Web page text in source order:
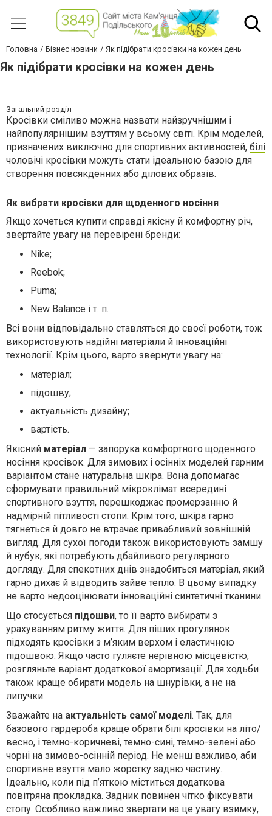
Головна Бізнес новини Як підібрати кросівки на кожен день
Як підібрати кросівки на кожен день
Загальний розділ
Кросівки сміливо можна назвати найзручнішим і
найпопулярнішим взуттям у всьому світі. Крім моделей,
призначених виключно для спортивних активностей, білі
чоловічі кросівки можуть стати ідеальною базою для
створення повсякденних або ділових образів.
Як вибрати кросівки для щоденного носіння
Якщо хочеться купити справді якісну й комфортну річ,
звертайте увагу на перевірені бренди:
Nike;
Reebok;
Puma;
New Balance і т. п.
Всі вони відповідально ставляться до своєї роботи, тож
використовують надійні матеріали й інноваційні
технології. Крім цього, варто звернути увагу на:
матеріал;
підошву;
актуальність дизайну;
вартість.
Якісний матеріал — запорука комфортного щоденного
носіння кросівок. Для зимових і осінніх моделей гарним
варіантом стане натуральна шкіра. Вона допомагає
сформувати правильний мікроклімат всередині
спортивного взуття, перешкоджає промерзанню й
надмірній пітливості стопи. Крім того, шкіра гарно
тягнеться й довго не втрачає привабливий зовнішній
вигляд. Для сухої погоди також використовують замшу
й нубук, які потребують дбайливого регулярного
догляду. Для спекотних днів знадобиться матеріал, який
гарно дихає й відводить зайве тепло. В цьому випадку
не варто недооцінювати інноваційні синтетичні тканини.
Що стосується підошви, то її варто вибирати з
урахуванням ритму життя. Для піших прогулянок
підходять кросівки з м’яким верхом і еластичною
підошвою. Якщо часто гуляєте нерівною місцевістю,
розгляньте варіант додаткової амортизації. Для ходьби
також краще обирати модель на шнурівки, а не на
липучки.
Зважайте на актуальність самої моделі. Так, для
базового гардероба краще обрати білі кросівки на літо/
весно, і темно-коричневі, темно-сині, темно-зелені або
чорні на зимово-осінній період. Не менш важливо, аби
спортивне взуття мало жорстку задню частину.
Ідеально, коли під п’яткою міститься додаткова
повітряна прокладка. Задник повинен чітко фіксувати
стопу. Особливо важливо звертати на це увагу взимку,